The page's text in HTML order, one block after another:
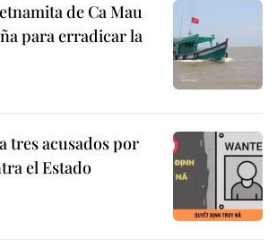
de Ca Mau
para erradicar la
tres acusados por
el Estado